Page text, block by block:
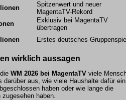
Spitzenwert und neuer
MagentaTV-Rekord
Exklusiv bei MagentaTV
übertragen
Erstes deutsches
wirklich aussagen
WM 2026 bei MagentaTV viele
aus, wie viele Haushalte dafür ein
haben oder wie lange die
haben.